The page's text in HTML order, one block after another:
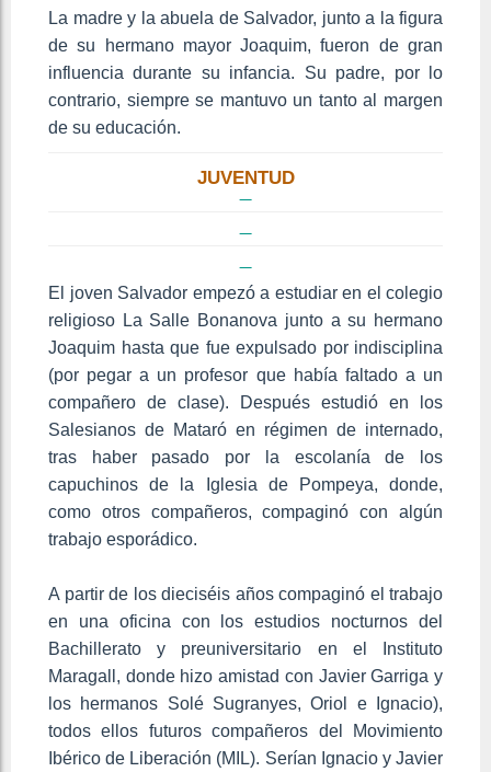
La madre y la abuela de Salvador, junto a la figura
de su hermano mayor Joaquim, fueron de gran
influencia durante su infancia. Su padre, por lo
contrario, siempre se mantuvo un tanto al margen
de su educación.
JUVENTUD
El joven Salvador empezó a estudiar en el colegio
religioso La Salle Bonanova junto a su hermano
Joaquim hasta que fue expulsado por indisciplina
(por pegar a un profesor que había faltado a un
compañero de clase). Después estudió en los
Salesianos de Mataró en régimen de internado,
tras haber pasado por la escolanía de los
capuchinos de la Iglesia de Pompeya, donde,
como otros compañeros, compaginó con algún
trabajo esporádico.
A partir de los dieciséis años compaginó el trabajo
en una oficina con los estudios nocturnos del
Bachillerato y preuniversitario en el Instituto
Maragall, donde hizo amistad con Javier Garriga y
los hermanos Solé Sugranyes, Oriol e Ignacio),
todos ellos futuros compañeros del Movimiento
Ibérico de Liberación (MIL). Serían Ignacio y Javier